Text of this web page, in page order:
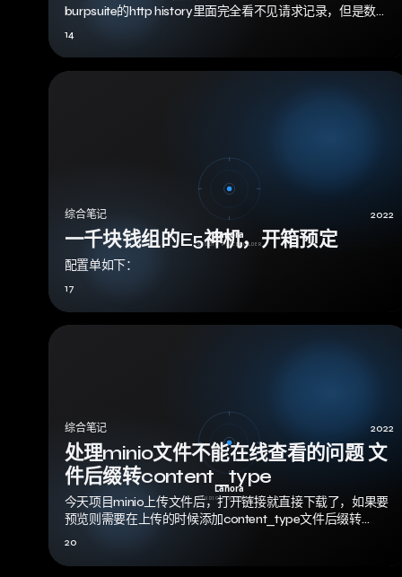
burpsuite的http history里面完全看不见请求记录，但是数据
14
综合笔记 2022
一千块钱组的E5神机，开箱预定
配置单如下：
17
综合笔记 2022
处理minio文件不能在线查看的问题 文
件后缀转content_type
今天项目minio上传文件后，打开链接就直接下载了，如果要
预览则需要在上传的时候添加content_type文件后缀转
20